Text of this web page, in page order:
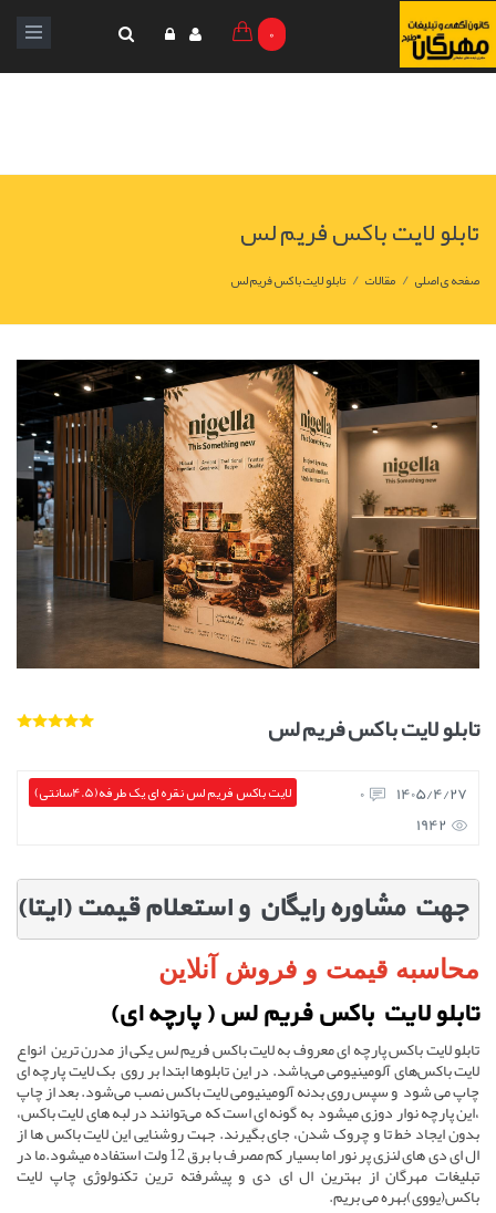
0
تابلو لایت باکس فریم لس
صفحه ی اصلی / مقالات /تابلو لایت باکس فریم لس
تابلو لایت باکس فریم لس
1405/4/27 لایت باکس فریم لس نقره ای یک طرفه(4.5سانتی)
0
1942
جهت مشاوره رایگان و استعلام قیمت (ایتا)
محاسبه قیمت و فروش آنلاین
تابلو لایت باکس فریم لس ( پارچه ای)
تابلو لایت باکس پارچه ای معروف به لایت باکس فریم لس یکی از مدرن ترین انواع
لایت باکس‌های آلومینیومی می‌باشد. در این تابلوها ابتدا بر روی بک لایت پارچه ­ای
چاپ می شود و سپس روی بدنه آلومینیومی لایت باکس نصب می‌شود. بعد از چاپ
،این پارچه نوار دوزی میشود به گونه ای است که می‌توانند در لبه­ های لایت باکس،
بدون ایجاد خط تا و چروک شدن، جای بگیرند. جهت روشنایی این لایت باکس ها از
ال ای دی های لنزی پر نور اما بسیار کم مصرف با برق 12 ولت استفاده میشود.ما در
تبلیغات مهرگان از بهترین ال ای دی و پیشرفته ترین تکنولوژی چاپ لایت
باکس(یووی)بهره می بریم.